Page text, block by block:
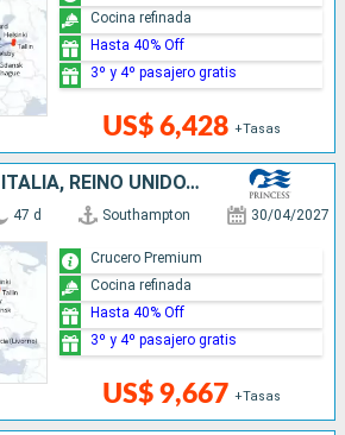
US$ 6,428 +Tasas
Cocina refinada
Hasta 40% Off
3º y 4º pasajero gratis
ESPAÑA, FRANCIA, ITALIA, REINO UNIDO, BÉLGICA, PAISES BAJOS, NORUEGA, ALEMANIA, DINAMARCA, FINLANDIA, ESTONIA, SUECIA, POLONIA, ISLANDIA
47 d Southampton 30/04/2027
US$ 9,667 +Tasas
Crucero Premium
Cocina refinada
Hasta 40% Off
3º y 4º pasajero gratis